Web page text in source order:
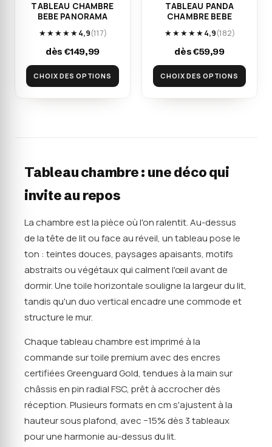
TABLEAU CHAMBRE
BEBE PANORAMA
★★★★★4,9(117)
dès €149,99
CHOIX DES OPTIONS
TABLEAU PANDA
CHAMBRE BEBE
★★★★★4,9(182)
dès €59,99
CHOIX DES OPTIONS
Tableau chambre : une déco qui
invite au repos
La chambre est la pièce où l'on ralentit. Au-dessus
de la tête de lit ou face au réveil, un tableau pose le
ton : teintes douces, paysages apaisants, motifs
abstraits ou végétaux qui calment l'œil avant de
dormir. Une toile horizontale souligne la largeur du lit,
tandis qu'un duo vertical encadre une commode et
structure le mur.
Chaque tableau chambre est imprimé à la
commande sur toile premium avec des encres
certifiées Greenguard Gold, tendues à la main sur
châssis en pin radial FSC, prêt à accrocher dès
réception. Plusieurs formats en cm s'ajustent à la
hauteur sous plafond, avec −15% dès 3 tableaux
pour une harmonie au-dessus du lit.